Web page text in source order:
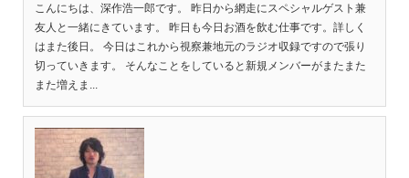
こんにちは、深作浩一郎です。 昨日から網走にスペシャルゲスト兼
友人と一緒にきています。 昨日も今日お酒を飲む仕事です。詳しく
はまた後日。 今日はこれから視察兼地元のラジオ収録ですので張り
切っていきます。 そんなことをしていると新規メンバーがまたまた
また増えま...